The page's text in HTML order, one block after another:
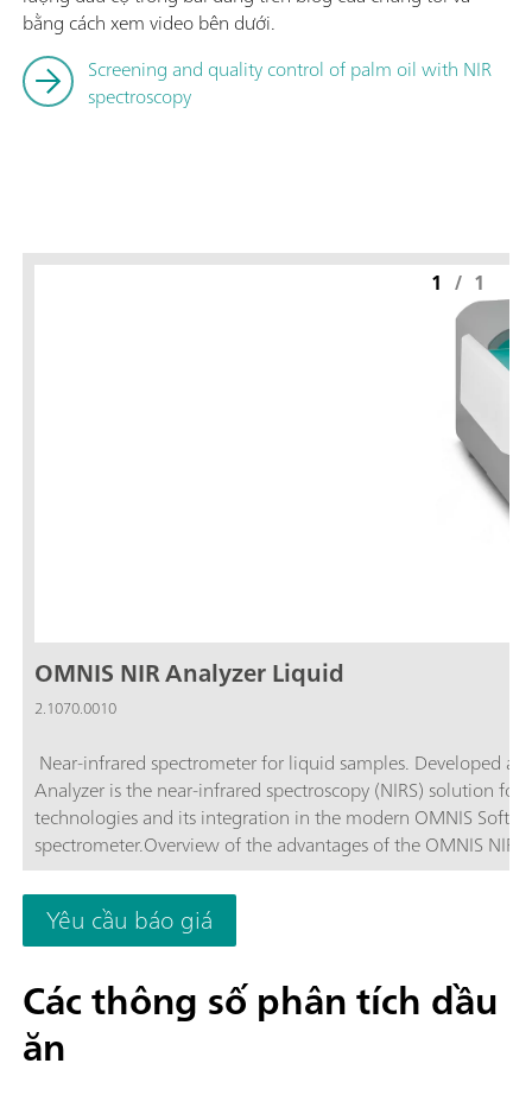
bằng cách xem video bên dưới.
Screening and quality control of palm oil with NIR
spectroscopy
OMNIS NIR Analyzer Liquid
2.1070.0010
Near-infrared spectrometer for liquid samples. Developed
Analyzer is the near-infrared spectroscopy (NIRS) solution
technologies and its integration in the modern OMNIS
spectrometer.Overview of the advantages of the OMNIS
Temperature control on the sample from 25–80 °C;
integration in an automation system or link with additional
different path lengths;
1 / 1
Yêu cầu báo giá
Các thông số phân tích dầu
ăn